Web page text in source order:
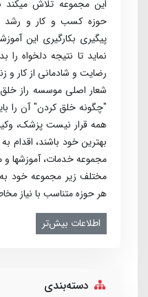
این مجموعه تلاش می­کند
حوزه کسب­ و کار و رشد
پیگیری بکارگیری این
نماید تا نتیجه دلخواه
رضایت و شادمانی از کار و
شعار اصلی موسسه راز
"چگونه خلق کردن" آن را
همه قرار نیست پزشک،
بهترین خود باشند، اقدام
مجموعه خدمات، آموزش­ها و
مختلف زیر مجموعه خود
هر حوزه متناسب با نیاز
اطلاعات بیش‌تر
دسته‌بندی